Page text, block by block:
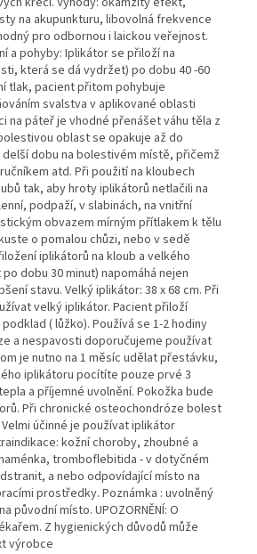
na akupunkturu, libovolná frekvence
pro odbornou i laickou veřejnost.
a pohyby: Iplikátor se přiloží na
která se dá vydržet) po dobu 40 -60
tlak, pacient přitom pohybuje
svalstva v aplikované oblasti
na páteř je vhodné přenášet váhu těla z
oblast se opakuje až do
dobu na bolestivém místě, přičemž
atd. Při použití na kloubech
tak, aby hroty iplikátorů netlačili na
podpaží, v slabinách, na vnitřní
obvazem mírným přítlakem k tělu
o pomalou chůzi, nebo v sedě
iplikátorů na kloub a velkého
dobu 30 minut) napomáhá nejen
stavu. Velký iplikátor: 38 x 68 cm. Při
velký iplikátor. Pacient přiloží
( lůžko). Používá se 1-2 hodiny
a nespavosti doporučujeme používat
je nutno na 1 měsíc udělat přestávku,
iplikátoru pocítíte pouze prvé 3
a příjemné uvolnění. Pokožka bude
Při chronické osteochondróze bolest
účinné je používat iplikátor
kožní choroby, zhoubné a
tromboflebitida - v dotyčném
a nebo odpovídající místo na
prostředky. Poznámka : uvolněný
místo. UPOZORNĚNÍ: O
Z hygienických důvodů může
výrobce